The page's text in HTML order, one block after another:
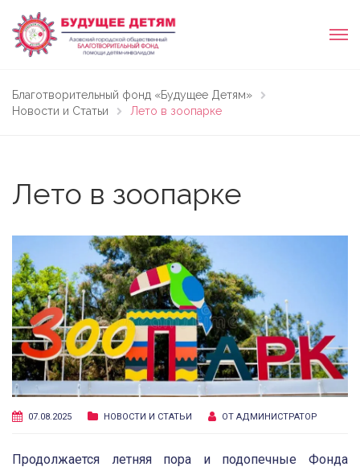
Благотворительный фонд «Будущее Детям»
Новости и Статьи
Лето в зоопарке
Лето в зоопарке
07.08.2025 НОВОСТИ И СТАТЬИ ОТ АДМИНИСТРАТОР
Продолжается летняя пора и подопечные Фонда